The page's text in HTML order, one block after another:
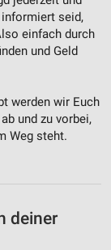
informiert seid,
einfach durch
und Geld
werden wir Euch
und zu vorbei,
Weg steht.
deiner